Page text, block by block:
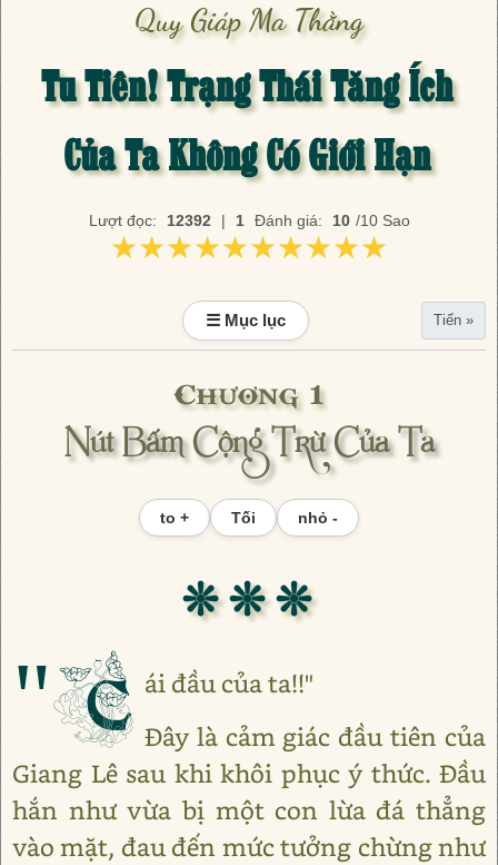
Quy Giáp Ma Thằng
Tu Tiên! Trạng Thái Tăng Ích
Của Ta Không Có Giới Hạn
Lượt đọc: 12392 | 1 Đánh giá: 10 /10 Sao
★★★★★★★★★★
★★★★★★★★★★
☰ Mục lục Tiến »
Chương 1
Nút Bấm Cộng Trừ Của Ta
to + Tối nhỏ -
❊ ❊ ❊
"C ái đầu của ta!!"
Đây là cảm giác đầu tiên của
Giang Lê sau khi khôi phục ý thức. Đầu
hắn như vừa bị một con lừa đá thẳng
vào mặt, đau đến mức tưởng chừng như